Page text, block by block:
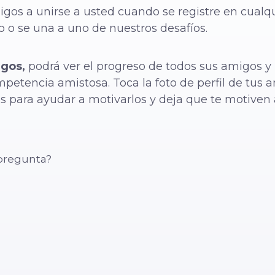
a unirse a usted cuando se registre en
se una a uno de nuestros desafíos.
podrá ver el progreso de todos sus amigos
amistosa. Toca la foto de perfil de tus
para ayudar a motivarlos y deja que te motiven